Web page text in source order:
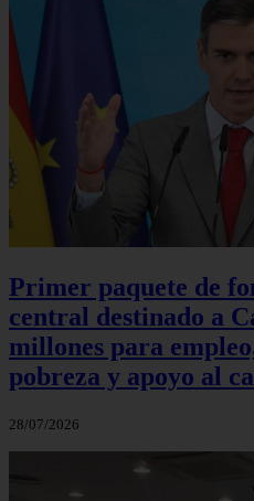
Primer paquete de
central destinado a
millones para
pobreza y apoyo al
28/07/2026